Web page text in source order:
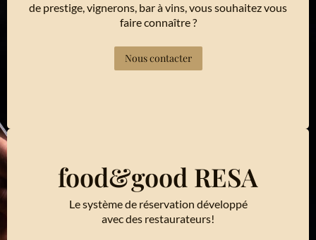
de prestige, vignerons, bar à vins, vous souhaitez vous
faire connaître ?
Nous contacter
food&good RESA
Le système de réservation développé
avec des restaurateurs!